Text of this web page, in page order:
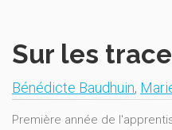
Sur les
Bénédicte Baudhuin,
Première année de